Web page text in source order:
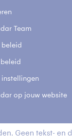
Team
beleid
instellingen
op jouw website
Geen tekst- en